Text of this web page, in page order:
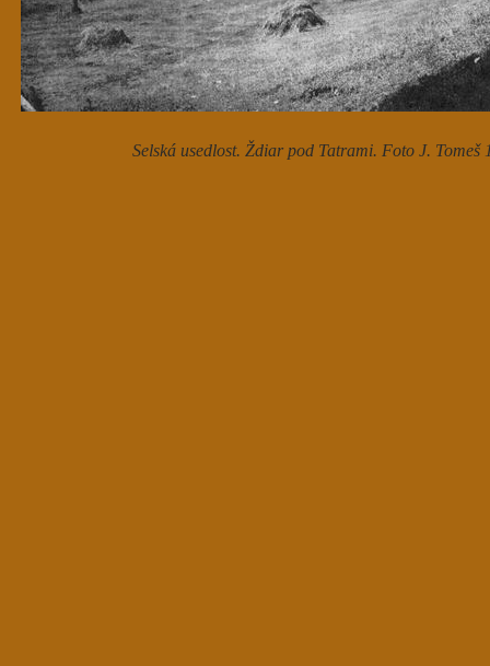
Selská usedlost. Ždiar pod Tatrami. Foto J. Tomeš